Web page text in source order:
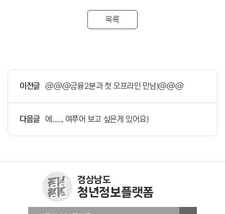
목록
이전글 @@@금융2분과 첫 오프라인 만남!@@@
다음글 에....., 여쭈어 보고 싶은게 있어요!
경상남도
청년정보플랫폼
창원청년정보플랫폼